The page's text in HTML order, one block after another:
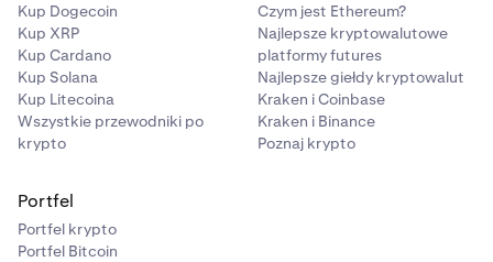
Kup Dogecoin
Kup XRP
Kup Cardano
Kup Solana
Kup Litecoina
Wszystkie przewodniki po
krypto
Czym jest Ethereum?
Najlepsze kryptowalutowe
platformy futures
Najlepsze giełdy kryptowalut
Kraken i Coinbase
Kraken i Binance
Poznaj krypto
Portfel
Portfel krypto
Portfel Bitcoin